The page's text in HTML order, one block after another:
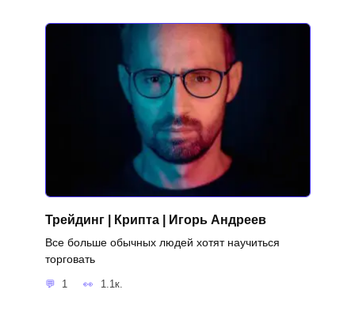
Трейдинг | Крипта | Игорь Андреев
Все больше обычных людей хотят научиться
торговать
1 1.1к.